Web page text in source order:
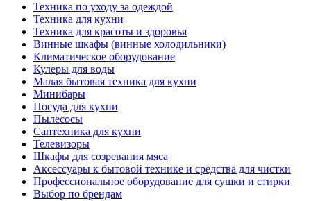
Техника по уходу за одеждой
Техника для кухни
Техника для красоты и здоровья
Винные шкафы (винные холодильники)
Климатическое оборудование
Кулеры для воды
Малая бытовая техника для кухни
Минибары
Посуда для кухни
Пылесосы
Сантехника для кухни
Телевизоры
Шкафы для созревания мяса
Аксессуары к бытовой технике и средства для чистки
Профессиональное оборудование для сушки и стирки
Выбор по брендам